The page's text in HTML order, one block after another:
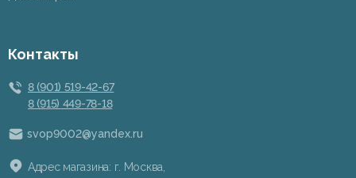
Контакты
8 (901) 519-42-67
8 (915) 449-78-18
svop9002@yandex.ru
Адрес магазина: г. Москва,